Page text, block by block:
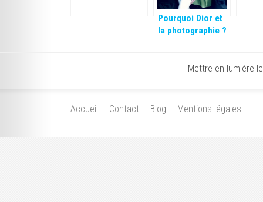
Pourquoi Dior et
la photographie ?
Mettre en lumière
Accueil Contact Blog Mentions légales